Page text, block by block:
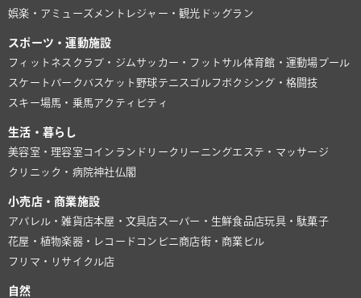
娯楽・アミューズメント レジャー・観光 ドッグラン
スポーツ・運動施設
フィットネスクラブ・ジム サッカー・フットサル体育館・運動場プール
スケートパーク バスケット 野球テニス ゴルフ ボクシング・格闘技
スキー場馬・乗馬アクティビティ
生活・暮らし
美容室・理容室 コインランドリー クリーニングエステ・マッサージ
クリニック・病院神社仏閣
小売店・商業施設
アパレル・雑貨店本屋・文具店 スーパー・生鮮食品店玩具・駄菓子
花屋・植物楽器・レコード コンビニ商店街・商業ビル
フリマ・リサイクル店
自然